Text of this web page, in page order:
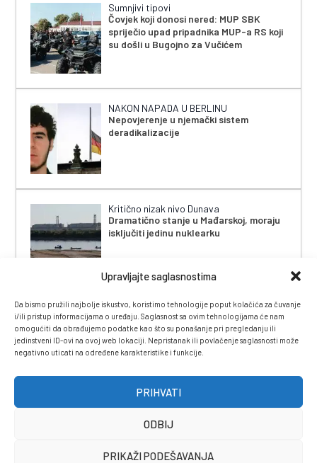
Upravljajte saglasnostima
Da bismo pružili najbolje iskustvo, koristimo tehnologije poput kolačića za čuvanje
i/ili pristup informacijama o uređaju. Saglasnost sa ovim tehnologijama će nam
omogućiti da obrađujemo podatke kao što su ponašanje pri pregledanju ili
jedinstveni ID-ovi na ovoj web lokaciji. Nepristanak ili povlačenje saglasnosti može
negativno uticati na određene karakteristike i funkcije.
PRIHVATI
ODBIJ
PRIKAŽI PODEŠAVANJA
Sumnjivi tipovi
Čovjek koji donosi nered: MUP SBK
spriječio upad pripadnika MUP-a RS koji
su došli u Bugojno za Vučićem
NAKON NAPADA U BERLINU
Nepovjerenje u njemački sistem
deradikalizacije
Kritično nizak nivo Dunava
Dramatično stanje u Mađarskoj, moraju
isključiti jedinu nuklearku
KONTAKT